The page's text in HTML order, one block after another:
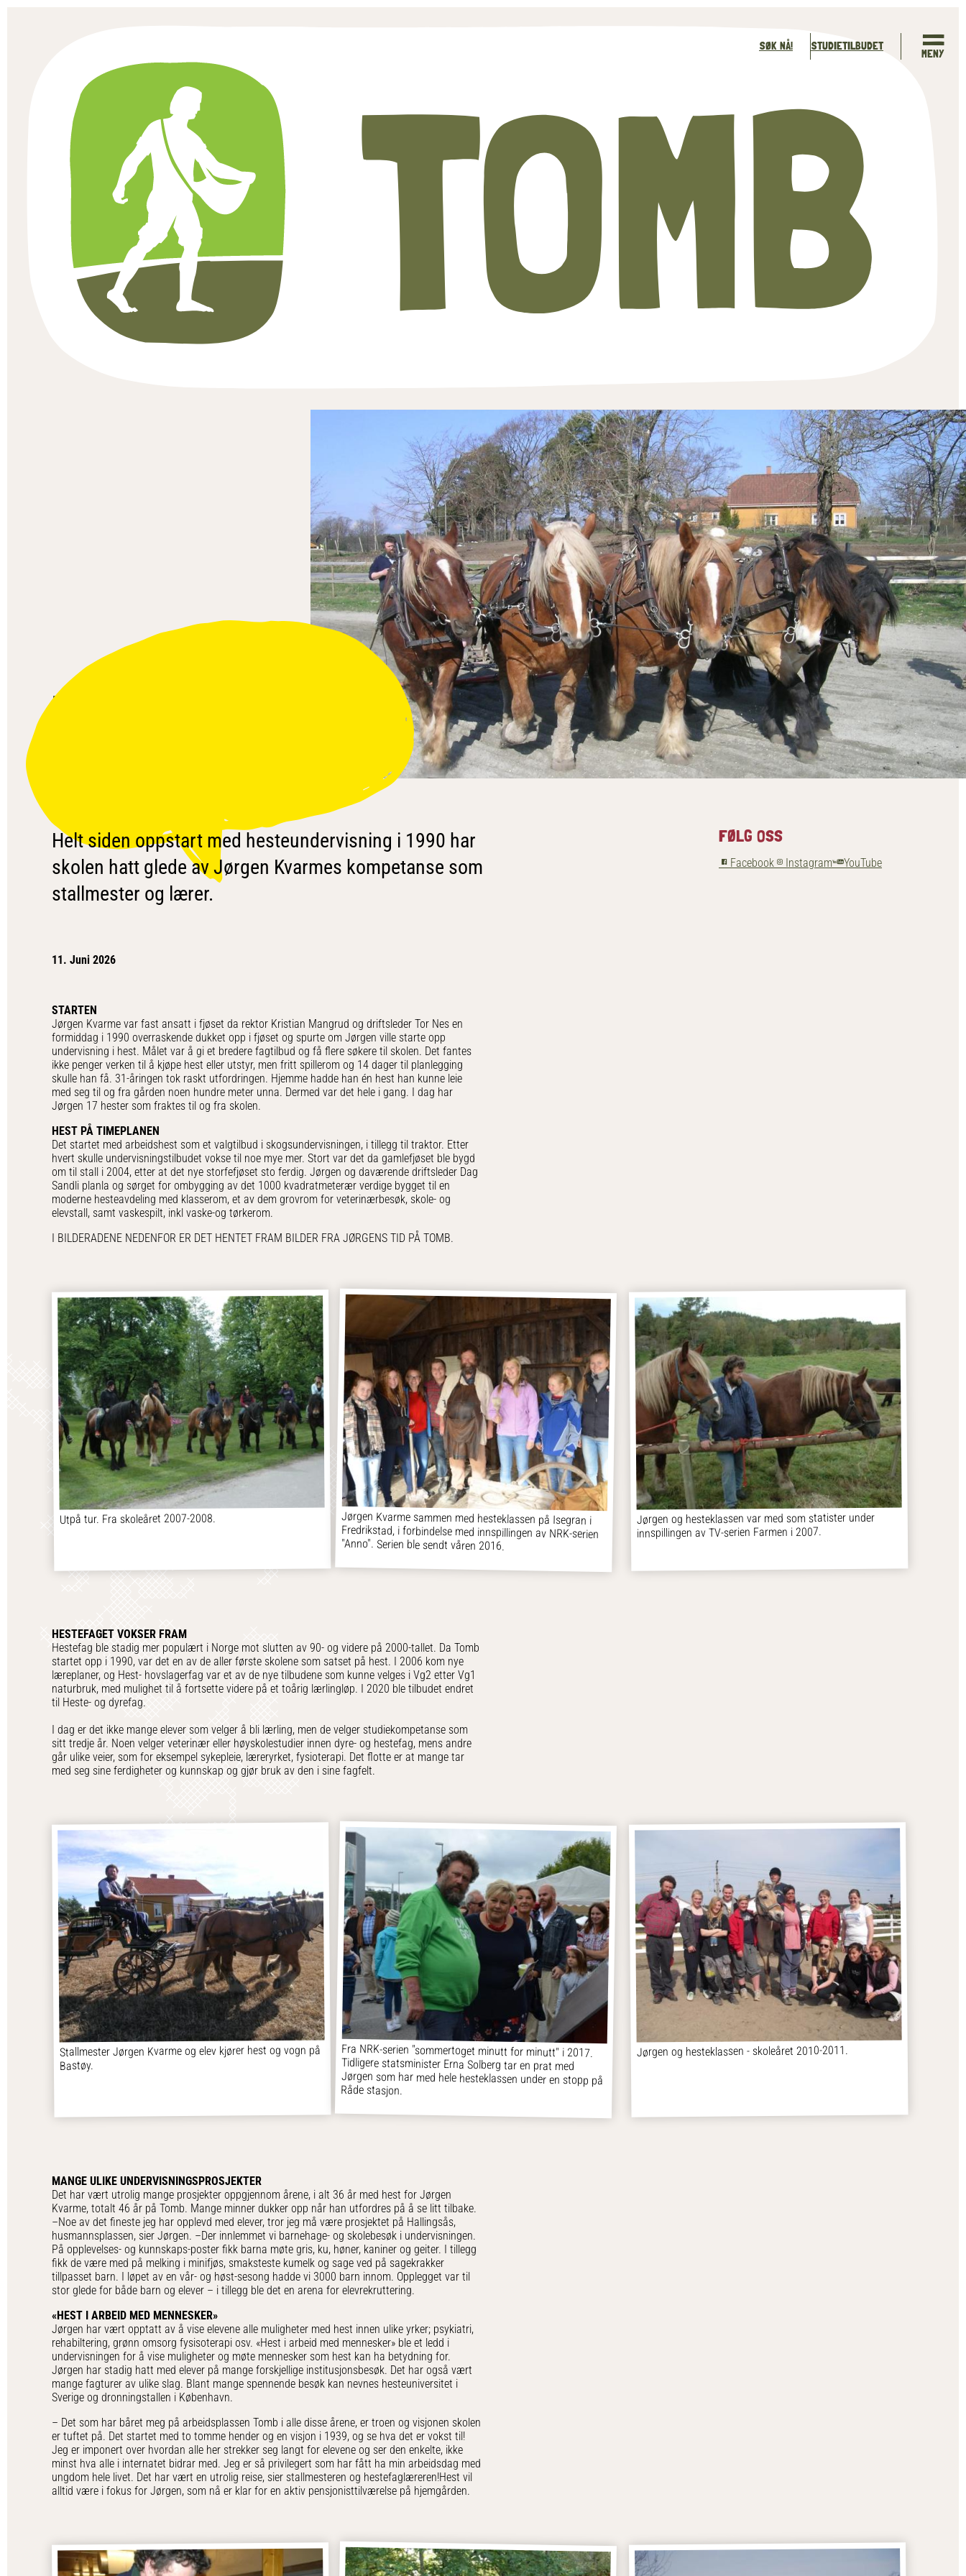
SØK NÅ! STUDIETILBUDET
MENY
HESTEFAG MED
Helt siden oppstart med hesteundervisning i 1990 har
skolen hatt glede av Jørgen Kvarmes kompetanse som
stallmester og lærer.
FØLG OSS
Facebook Instagram YouTube
11. Juni 2026
STARTEN
Jørgen Kvarme var fast ansatt i fjøset da rektor Kristian Mangrud og driftsleder Tor Nes en
formiddag i 1990 overraskende dukket opp i fjøset og spurte om Jørgen ville starte opp
undervisning i hest. Målet var å gi et bredere fagtilbud og få flere søkere til skolen. Det fantes
ikke penger verken til å kjøpe hest eller utstyr, men fritt spillerom og 14 dager til planlegging
skulle han få. 31-åringen tok raskt utfordringen. Hjemme hadde han én hest han kunne leie
med seg til og fra gården noen hundre meter unna. Dermed var det hele i gang. I dag har
Jørgen 17 hester som fraktes til og fra skolen.
HEST PÅ TIMEPLANEN
Det startet med arbeidshest som et valgtilbud i skogsundervisningen, i tillegg til traktor. Etter
hvert skulle undervisningstilbudet vokse til noe mye mer. Stort var det da gamlefjøset ble bygd
om til stall i 2004, etter at det nye storfefjøset sto ferdig. Jørgen og daværende driftsleder Dag
Sandli planla og sørget for ombygging av det 1000 kvadratmeterær verdige bygget til en
moderne hesteavdeling med klasserom, et av dem grovrom for veterinærbesøk, skole- og
elevstall, samt vaskespilt, inkl vaske-og tørkerom.
I BILDERADENE NEDENFOR ER DET HENTET FRAM BILDER FRA JØRGENS TID PÅ TOMB.
Utpå tur. Fra skoleåret 2007-2008. Jørgen Kvarme sammen med hesteklassen på Isegran i
Fredrikstad, i forbindelse med innspillingen av NRK-serien
"Anno". Serien ble sendt våren 2016.
Jørgen og hesteklassen var med som statister under
innspillingen av TV-serien Farmen i 2007.
HESTEFAGET VOKSER FRAM
Hestefag ble stadig mer populært i Norge mot slutten av 90- og videre på 2000-tallet. Da Tomb
startet opp i 1990, var det en av de aller første skolene som satset på hest. I 2006 kom nye
læreplaner, og Hest- hovslagerfag var et av de nye tilbudene som kunne velges i Vg2 etter Vg1
naturbruk, med mulighet til å fortsette videre på et toårig lærlingløp. I 2020 ble tilbudet endret
til Heste- og dyrefag.
I dag er det ikke mange elever som velger å bli lærling, men de velger studiekompetanse som
sitt tredje år. Noen velger veterinær eller høyskolestudier innen dyre- og hestefag, mens andre
går ulike veier, som for eksempel sykepleie, læreryrket, fysioterapi. Det flotte er at mange tar
med seg sine ferdigheter og kunnskap og gjør bruk av den i sine fagfelt.
Stallmester Jørgen Kvarme og elev kjører hest og vogn på
Bastøy.
Fra NRK-serien "sommertoget minutt for minutt" i 2017.
Tidligere statsminister Erna Solberg tar en prat med
Jørgen som har med hele hesteklassen under en stopp på
Råde stasjon.
Jørgen og hesteklassen - skoleåret 2010-2011.
MANGE ULIKE UNDERVISNINGSPROSJEKTER
Det har vært utrolig mange prosjekter oppgjennom årene, i alt 36 år med hest for Jørgen
Kvarme, totalt 46 år på Tomb. Mange minner dukker opp når han utfordres på å se litt tilbake.
–Noe av det fineste jeg har opplevd med elever, tror jeg må være prosjektet på Hallingsås,
husmannsplassen, sier Jørgen. –Der innlemmet vi barnehage- og skolebesøk i undervisningen.
På opplevelses- og kunnskaps-poster fikk barna møte gris, ku, høner, kaniner og geiter. I tillegg
fikk de være med på melking i minifjøs, smaksteste kumelk og sage ved på sagekrakker
tillpasset barn. I løpet av en vår- og høst-sesong hadde vi 3000 barn innom. Opplegget var til
stor glede for både barn og elever – i tillegg ble det en arena for elevrekruttering.
«HEST I ARBEID MED MENNESKER»
Jørgen har vært opptatt av å vise elevene alle muligheter med hest innen ulike yrker; psykiatri,
rehabiltering, grønn omsorg fysisoterapi osv. «Hest i arbeid med mennesker» ble et ledd i
undervisningen for å vise muligheter og møte mennesker som hest kan ha betydning for.
Jørgen har stadig hatt med elever på mange forskjellige institusjonsbesøk. Det har også vært
mange fagturer av ulike slag. Blant mange spennende besøk kan nevnes hesteuniversitet i
Sverige og dronningstallen i København.
– Det som har båret meg på arbeidsplassen Tomb i alle disse årene, er troen og visjonen skolen
er tuftet på. Det startet med to tomme hender og en visjon i 1939, og se hva det er vokst til!
Jeg er imponert over hvordan alle her strekker seg langt for elevene og ser den enkelte, ikke
minst hva alle i internatet bidrar med. Jeg er så privilegert som har fått ha min arbeidsdag med
ungdom hele livet. Det har vært en utrolig reise, sier stallmesteren og hestefaglæreren!Hest vil
alltid være i fokus for Jørgen, som nå er klar for en aktiv pensjonisttilværelse på hjemgården.